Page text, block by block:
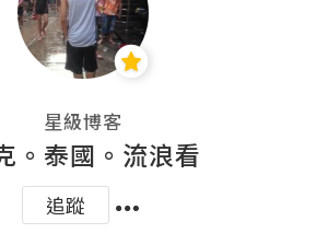
星級博客
。泰國。流浪看
追蹤